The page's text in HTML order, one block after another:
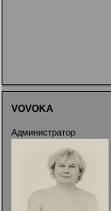
VOVOKA
Администратор